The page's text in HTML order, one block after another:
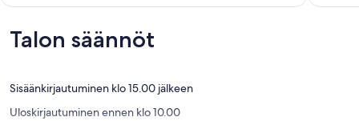
hyvä,
(6
Talon säännöt
Sisäänkirjautuminen klo 15.00 jälkeen
Uloskirjautuminen ennen klo 10.00